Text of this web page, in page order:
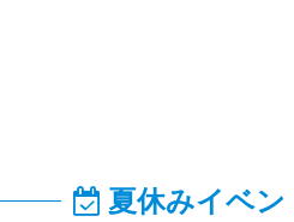
夏休みイベ